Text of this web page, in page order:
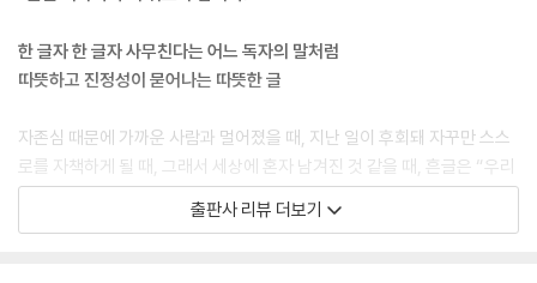
한 글자 한 글자 사무친다는 어느 독자의 말처럼
따뜻하고 진정성이 묻어나는 따뜻한 글
자존심 때문에 가까운 사람과 멀어졌을 때, 지난 일이 후회돼 자꾸만 스스
로를 자책하게 될 때, 그래서 세상에 혼자 남겨진 것 같을 때, 흔글은 “우리
는 모두 완벽할 수 없지만, 오늘보다 내일 더 나은 사람이 되면 그만”이라
고 말하며 손을 내민다. 『내가 소홀했던 것들』은 완전하지 못한 하루를 살
출판사 리뷰 더보기